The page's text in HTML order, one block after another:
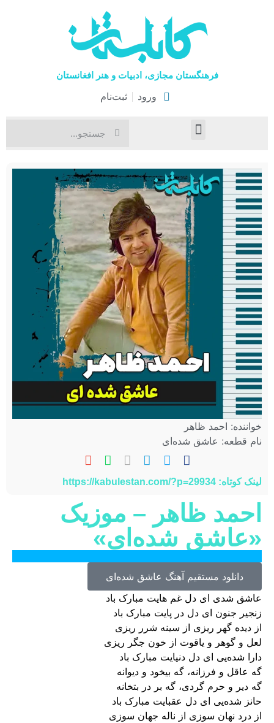
فرهنگستان مجازی، ادبیات و هنر افغانستان
ورود ثبت‌نام
خواننده: احمد ظاهر
نام قطعه: عاشق شده‌ای
لینک کوتاه: https://kabulestan.com/?p=29934
احمد ظاهر – موزیک
«عاشق شده‌ای»
دانلود مستقیم آهنگ عاشق شده‌ای
عاشق شدی ای دل غم هایت مبارک باد
زنجیر جنون ای دل در پایت مبارک باد
از دیده گهر ریزی از سینه شرر ریزی
لعل و گوهر و یاقوت از خون جگر ریزی
دارا شده‌یی ای دل دنیایت مبارک باد
گه عاقل و فرزانه، گه بیخود و دیوانه
گه دیر و حرم گردی، گه بر در بتخانه
حانز شده‌یی ای دل عقبایت مبارک باد
از درد نهان سوزی از ناله جهان سوزی